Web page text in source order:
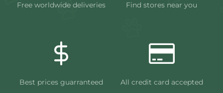
Free worldwide deliveries Find stores near you
Best prices guarranteed All credit card accepted